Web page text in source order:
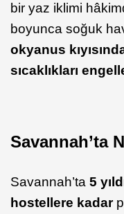
bir yaz iklimi
boyunca soğuk
okyanus
sıcaklıkları
Savannah’ta
Savannah’ta 5
hostellere kadar